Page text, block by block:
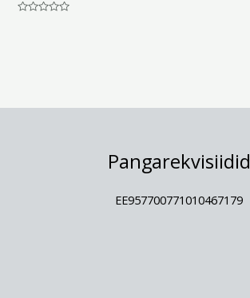
Pangarekvisiidid
EE957700771010467179